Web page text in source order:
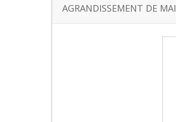
AGRANDISSEMENT DE